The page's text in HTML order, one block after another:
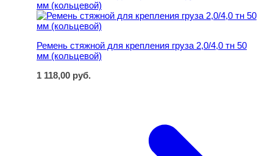
Ремень стяжной для крепления груза 2,0/4,0 тн 50
мм (кольцевой)
1 118,00 руб.